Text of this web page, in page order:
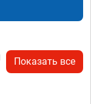
Показать все